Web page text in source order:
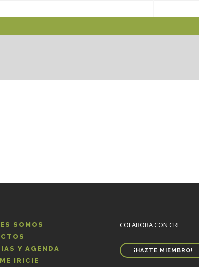
2026
2026
SOMOS
Y AGENDA
IRICIE
COLABORA CON CRE
¡HAZTE MIEMBRO!